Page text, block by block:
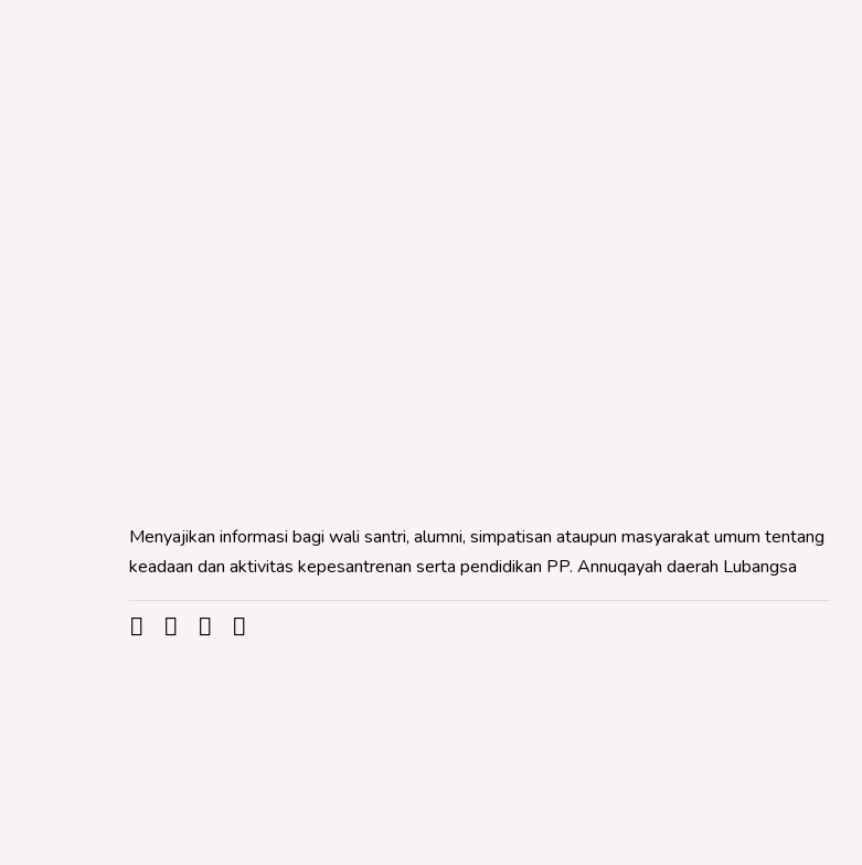
Menyajikan informasi bagi wali santri, alumni, simpatisan ataupun masyarakat umum tentang
keadaan dan aktivitas kepesantrenan serta pendidikan PP. Annuqayah daerah Lubangsa